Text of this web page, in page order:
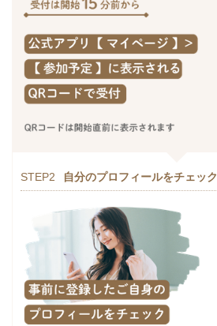
STEP2 自分のプロフィールをチェック